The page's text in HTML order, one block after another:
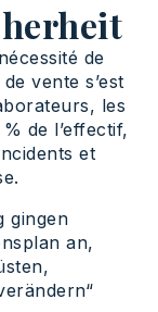
de
vente s’est
les
de l’effectif,
et
gingen
an,